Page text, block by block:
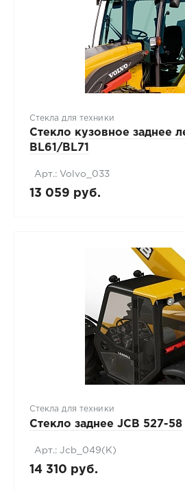
Стекла для техники
Стекло кузовное заднее
BL61/BL71
Арт.: Volvo_033
13 059 руб.
Стекла для техники
Стекло заднее JCB 527-58
Арт.: Jcb_049(К)
14 310 руб.